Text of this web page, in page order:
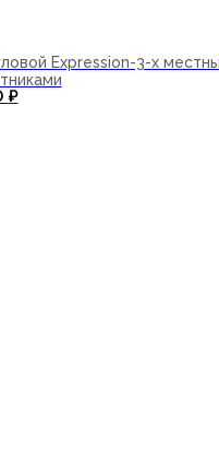
Expression-3-х
₽